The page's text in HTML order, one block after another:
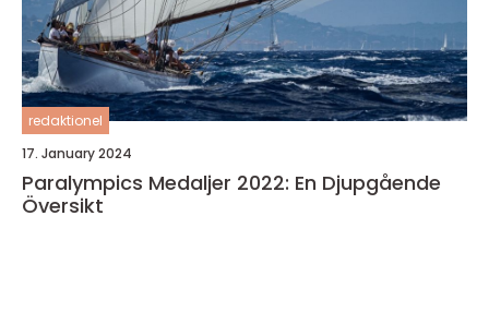
redaktionel
17. January 2024
Paralympics Medaljer 2022: En Djupgående
Översikt